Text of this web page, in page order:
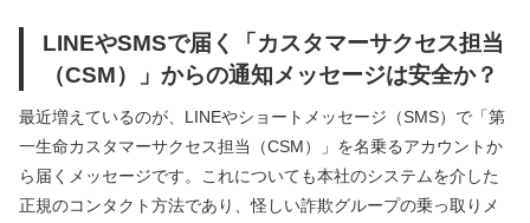
LINEやSMSで届く「カスタマーサクセス担当
（CSM）」からの通知メッセージは安全か？
最近増えているのが、LINEやショートメッセージ（SMS）で「第
一生命カスタマーサクセス担当（CSM）」を名乗るアカウントか
ら届くメッセージです。これについても本社のシステムを介した
正規のコンタクト方法であり、怪しい詐欺グループの乗っ取りメ